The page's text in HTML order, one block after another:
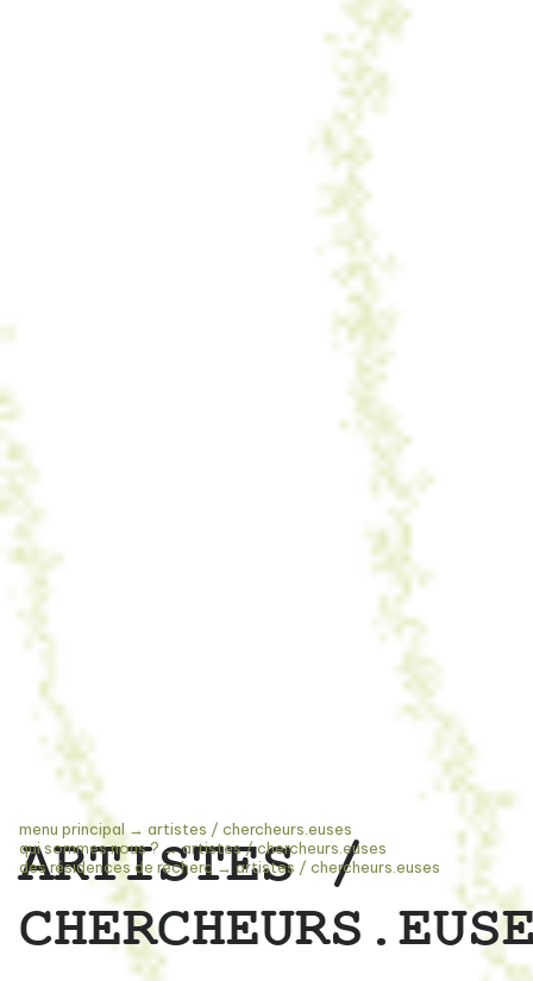
menu principal→ artistes / chercheurs.euses
qui sommes nous ?→artistes / chercheurs.euses
des résidences de recherc → artistes / chercheurs.euses
ARTISTES /